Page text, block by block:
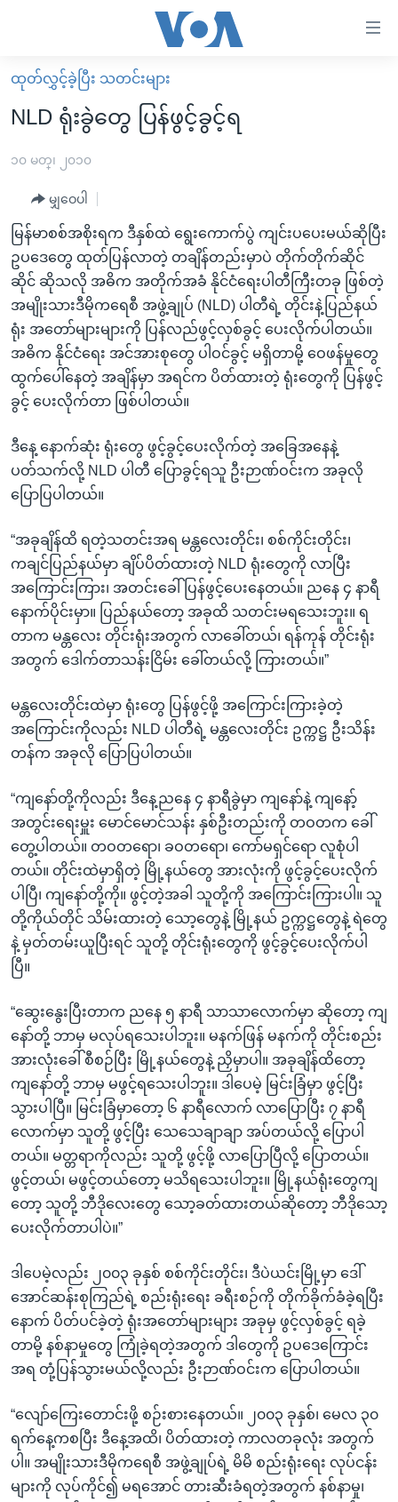
လွယ်ကူ
စေ
များ
ပင်မ
အကြောင်းအရာ
သို့
ကျော်
ကြည့်
ရန်
ပင်မ
အ
စာမျက်နှာ
သို့
ကျော်
ရန်
ရှာဖွေ
ရန်
နေရာ
သို့
ကျော်
မူလစာမျက်နှာ
မြန်မာ
ကမ္ဘာ့သတင်းများ
နိုင်ငံတကာ
အမေရိကန်
တရုတ်
အစ္စရေး-ပါလက်စတိုင်း
သတင်းလွတ်လပ်ခွင့်
ရပ်ဝန်းတခု လမ်းတခု အလွန်
အင်္ဂလိပ်စာလေ့လာမယ်
အမေရိကန်သုံးအီဒီယံ
မကြေးမုံရဲ့ အင်္ဂလိပ်စာ
ရုပ်ရှင်ထဲက အင်္ဂလိပ်စာ
သုတပဒေသာ အင်္ဂလိပ်စာ
အပတ်စဉ်ကဏ္ဍများ
ရေဒီယို
တီဗွီ
ရေဒီယိုနှင့်ရုပ်သံ အချက်အလက်များ
ရေဒီယို/တီဗွီအစီအစဉ်
ဗွီအိုအေ လူမှုကွန်ယက်များ
ဘာသာစကားများ
ထုတ်လွှင့်ခဲ့ပြီး သတင်းများ
NLD ရုံးခွဲတွေ ပြန်ဖွင့်ခွင့်ရ
၁၀ မတ္၊ ၂၀၁၀
မျှဝေပါ
မြန်မာစစ်အစိုးရက ဒီနှစ်ထဲ ရွေးကောက်ပွဲ ကျင်းပပေးမယ်ဆိုပြီး
ဥပဒေတွေ ထုတ်ပြန်လာတဲ့ တချိန်တည်းမှာပဲ တိုက်တိုက်ဆိုင်
ဆိုင် ဆိုသလို အဓိက အတိုက်အခံ နိုင်ငံရေးပါတီကြီးတခု ဖြစ်တဲ့
အမျိုးသားဒီမိုကရေစီ အဖွဲ့ချုပ် (NLD) ပါတီရဲ့ တိုင်းနဲ့ပြည်နယ်
ရုံး အတော်များများကို ပြန်လည်ဖွင့်လှစ်ခွင့် ပေးလိုက်ပါတယ်။
အဓိက နိုင်ငံရေး အင်အားစုတွေ ပါဝင်ခွင့် မရှိတာမို့ ဝေဖန်မှုတွေ
ထွက်ပေါ်နေတဲ့ အချိန်မှာ အရင်က ပိတ်ထားတဲ့ ရုံးတွေကို ပြန်ဖွင့်
ခွင့် ပေးလိုက်တာ ဖြစ်ပါတယ်။
ဒီနေ့ နောက်ဆုံး ရုံးတွေ ဖွင့်ခွင့်ပေးလိုက်တဲ့ အခြေအနေနဲ့
ပတ်သက်လို့ NLD ပါတီ ပြောခွင့်ရသူ ဦးဉာဏ်ဝင်းက အခုလို
ပြောပြပါတယ်။
“အခုချိန်ထိ ရတဲ့သတင်းအရ မန္တလေးတိုင်း၊ စစ်ကိုင်းတိုင်း၊
ကချင်ပြည်နယ်မှာ ချိပ်ပိတ်ထားတဲ့ NLD ရုံးတွေကို လာပြီး
အကြောင်းကြား၊ အတင်းခေါ် ပြန်ဖွင့်ပေးနေတယ်။ ညနေ ၄ နာရီ
နောက်ပိုင်းမှာ။ ပြည်နယ်တော့ အခုထိ သတင်းမရသေးဘူး။ ရ
တာက မန္တလေး တိုင်းရုံးအတွက် လာခေါ်တယ်၊ ရန်ကုန် တိုင်းရုံး
အတွက် ဒေါက်တာသန်းငြိမ်း ခေါ်တယ်လို့ ကြားတယ်။”
မန္တလေးတိုင်းထဲမှာ ရုံးတွေ ပြန်ဖွင့်ဖို့ အကြောင်းကြားခဲ့တဲ့
အကြောင်းကိုလည်း NLD ပါတီရဲ့ မန္တလေးတိုင်း ဥက္ကဋ္ဌ ဦးသိန်း
တန်က အခုလို ပြောပြပါတယ်။
“ကျနော်တို့ကိုလည်း ဒီနေ့ညနေ ၄ နာရီခွဲမှာ ကျနော်နဲ့ ကျနော့်
အတွင်းရေးမှူး မောင်မောင်သန်း နှစ်ဦးတည်းကို တဝတက ခေါ်
တွေ့ပါတယ်။ တဝတရော၊ ခဝတရော၊ ကော်မရှင်ရော လူစုံပါ
တယ်။ တိုင်းထဲမှာရှိတဲ့ မြို့နယ်တွေ အားလုံးကို ဖွင့်ခွင့်ပေးလိုက်
ပါပြီ၊ ကျနော်တို့ကို။ ဖွင့်တဲ့အခါ သူတို့ကို အကြောင်းကြားပါ။ သူ
တို့ကိုယ်တိုင် သိမ်းထားတဲ့ သော့တွေနဲ့ မြို့နယ် ဥက္ကဋ္ဌတွေနဲ့ ရဲတွေ
နဲ့ မှတ်တမ်းယူပြီးရင် သူတို့ တိုင်းရုံးတွေကို ဖွင့်ခွင့်ပေးလိုက်ပါ
ပြီ။
“ဆွေးနွေးပြီးတာက ညနေ ၅ နာရီ သာသာလောက်မှာ ဆိုတော့ ကျ
နော်တို့ ဘာမှ မလုပ်ရသေးပါဘူး။ မနက်ဖြန် မနက်ကို တိုင်းစည်း
အားလုံးခေါ် စီစဉ်ပြီး မြို့နယ်တွေနဲ့ ညှိမှာပါ။ အခုချိန်ထိတော့
ကျနော်တို့ ဘာမှ မဖွင့်ရသေးပါဘူး။ ဒါပေမဲ့ မြင်းခြံမှာ ဖွင့်ပြီး
သွားပါပြီ။ မြင်းခြံမှာတော့ ၆ နာရီလောက် လာပြောပြီး ၇ နာရီ
လောက်မှာ သူတို့ ဖွင့်ပြီး သေသေချာချာ အပ်တယ်လို့ ပြောပါ
တယ်။ မတ္တရာကိုလည်း သူတို့ ဖွင့်ဖို့ လာပြောပြီလို့ ပြောတယ်။
ဖွင့်တယ်၊ မဖွင့်တယ်တော့ မသိရသေးပါဘူး။ မြို့နယ်ရုံးတွေကျ
တော့ သူတို့ ဘီဒိုလေးတွေ သော့ခတ်ထားတယ်ဆိုတော့ ဘီဒိုသော့
ပေးလိုက်တာပါပဲ။”
ဒါပေမဲ့လည်း ၂၀၀၃ ခုနှစ် စစ်ကိုင်းတိုင်း၊ ဒီပဲယင်းမြို့မှာ ဒေါ်
အောင်ဆန်းစုကြည်ရဲ့ စည်းရုံးရေး ခရီးစဉ်ကို တိုက်ခိုက်ခံခဲ့ရပြီး
နောက် ပိတ်ပင်ခဲ့တဲ့ ရုံးအတော်များများ အခုမှ ဖွင့်လှစ်ခွင့် ရခဲ့
တာမို့ နစ်နာမှုတွေ ကြုံခဲ့ရတဲ့အတွက် ဒါတွေကို ဥပဒေကြောင်း
အရ တုံ့ပြန်သွားမယ်လို့လည်း ဦးဉာဏ်ဝင်းက ပြောပါတယ်။
“လျော်ကြေးတောင်းဖို့ စဉ်းစားနေတယ်။ ၂၀၀၃ ခုနှစ်၊ မေလ ၃၀
ရက်နေ့ကစပြီး ဒီနေ့အထိ၊ ပိတ်ထားတဲ့ ကာလတခုလုံး အတွက်
ပါ။ အမျိုးသားဒီမိုကရေစီ အဖွဲ့ချုပ်ရဲ့ မိမိ စည်းရုံးရေး လုပ်ငန်း
များကို လုပ်ကိုင်၍ မရအောင် တားဆီးခံရတဲ့အတွက် နစ်နာမှု၊